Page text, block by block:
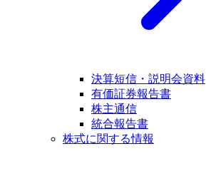
決算短信・説明会資料
有価証券報告書
株主通信
統合報告書
株式に関する情報